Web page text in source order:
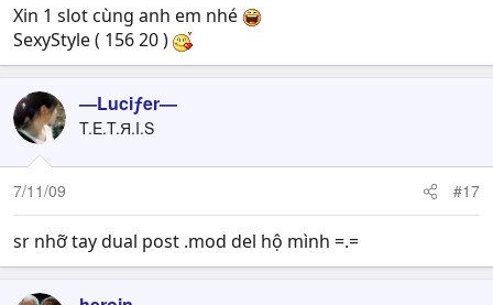
Xin 1 slot cùng anh em nhé
SexyStyle ( 156 20 )
—Luciƒer—
T.E.T.Я.I.S
7/11/09 #17
sr nhỡ tay dual post .mod del hộ mình =.=